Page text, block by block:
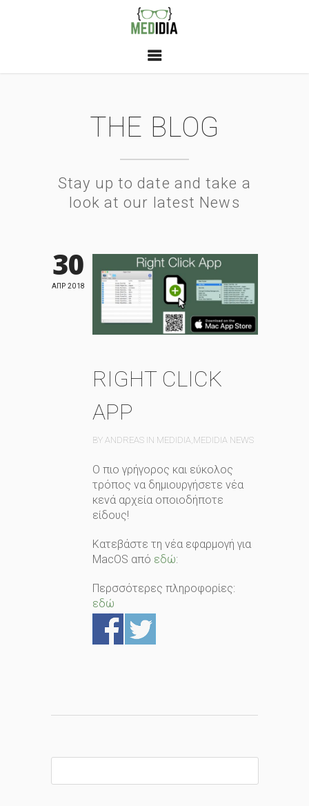
THE BLOG
Stay up to date and take a
look at our latest News
30
ΑΠΡ 2018
RIGHT CLICK
APP
BY ANDREAS IN MEDIDIA,MEDIDIA NEWS
Ο πιο γρήγορος και εύκολος
τρόπος να δημιουργήσετε νέα
κενά αρχεία οποιοδήποτε
είδους!
Κατεβάστε τη νέα εφαρμογή για
MacOS από εδώ:
Περσσότερες πληροφορίες:
εδώ